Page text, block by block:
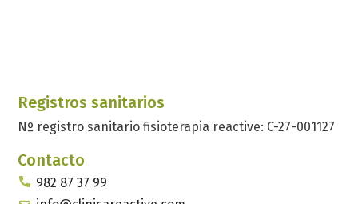
Registros sanitarios
Nº registro sanitario fisioterapia reactive: C-27-001127
Contacto
982 87 37 99